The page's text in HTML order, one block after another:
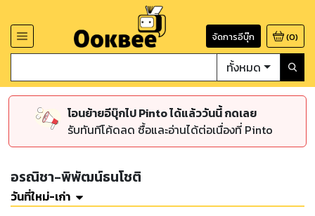
จัดการอีบุ๊ก (0)
ทั้งหมด
โอนย้ายอีบุ๊กไป Pinto ได้แล้ววันนี้ กดเลย
รับทันทีโค้ดลด ซื้อและอ่านได้ต่อเนื่องที่ Pinto
อรณิชา-พิพัฒน์ธนโชติ
วันที่ใหม่-เก่า